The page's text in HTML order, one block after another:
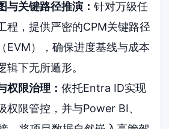
与关键路径推演： 针对万级任
程，提供严密的CPM关键路径
EVM），确保进度基线与成本
辑下无所遁形。
权限治理： 依托Entra ID实现
权限管控，并与Power BI、